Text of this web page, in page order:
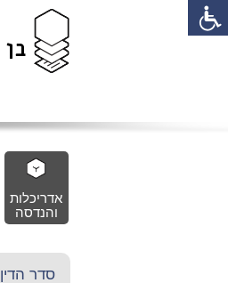
אדריכלות
והנדסה
סדר הדין